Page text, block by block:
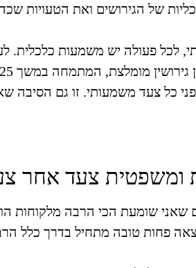
של הגירושים ואת הטעויות
לכל פעולה יש משמעות
כל צעד משמעותי. זו גם
ומשפטית צעד אחר
שומעת הכי הרבה מלקוחות
פחות טובה מתחיל בדרך כלל